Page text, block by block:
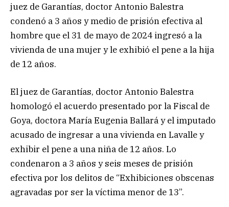
juez de Garantías, doctor Antonio Balestra
condenó a 3 años y medio de prisión efectiva al
hombre que el 31 de mayo de 2024 ingresó a la
vivienda de una mujer y le exhibió el pene a la hija
de 12 años.
El juez de Garantías, doctor Antonio Balestra
homologó el acuerdo presentado por la Fiscal de
Goya, doctora María Eugenia Ballará y el imputado
acusado de ingresar a una vivienda en Lavalle y
exhibir el pene a una niña de 12 años. Lo
condenaron a 3 años y seis meses de prisión
efectiva por los delitos de “Exhibiciones obscenas
agravadas por ser la víctima menor de 13”.